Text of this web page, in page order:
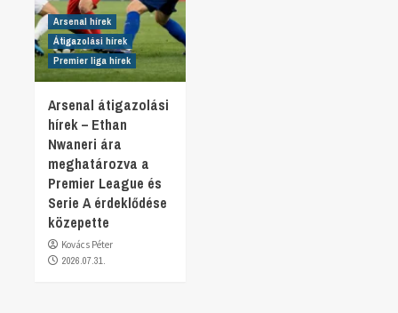
Arsenal hírek
Átigazolási hírek
Premier liga hírek
Arsenal átigazolási
hírek – Ethan
Nwaneri ára
meghatározva a
Premier League és
Serie A érdeklődése
közepette
Kovács Péter
2026.07.31.